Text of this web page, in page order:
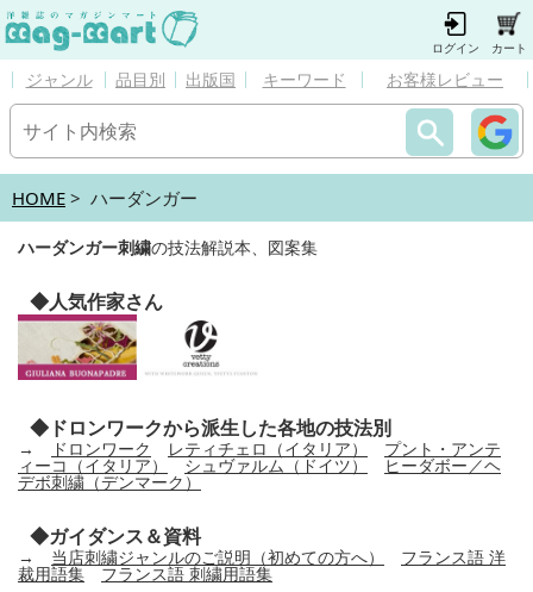
ログイン カート
ジャンル 品目別 出版国 キーワード お客様レビュー
HOME > ハーダンガー
ハーダンガー刺繍の技法解説本、図案集
◆人気作家さん
◆ドロンワークから派生した各地の技法別
→ ドロンワーク レティチェロ（イタリア） プント・アンテ
ィーコ（イタリア） シュヴァルム（ドイツ） ヒーダボー／ヘ
デボ刺繍（デンマーク）
◆ガイダンス＆資料
→ 当店刺繍ジャンルのご説明（初めての方へ） フランス語 洋
裁用語集 フランス語 刺繍用語集